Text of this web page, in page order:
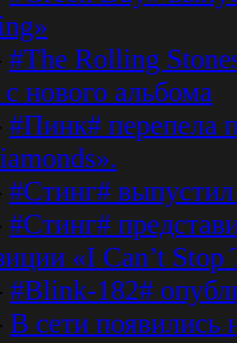
#The Rolling
нового альбома
#Пинк# перепела
#Стинг#
#Стинг#
«I Can’t
#Blink-182#
В сети появились